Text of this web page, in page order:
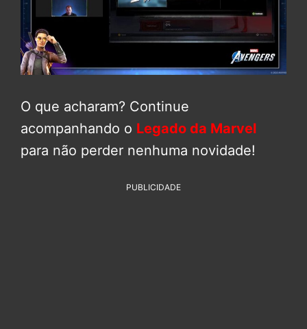
O que acharam? Continue
acompanhando o Legado da Marvel
para não perder nenhuma novidade!
PUBLICIDADE